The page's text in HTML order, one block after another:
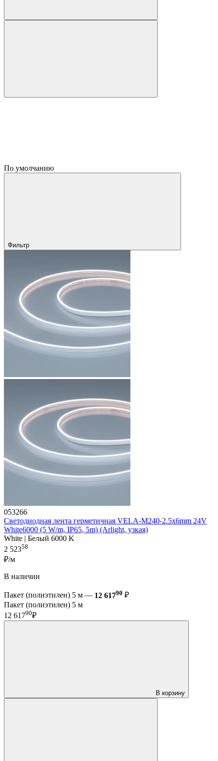
По умолчанию
Фильтр
053266
Светодиодная лента герметичная VELA-M240-2.5x6mm 24V
White6000 (5 W/m, IP65, 5m) (Arlight, узкая)
White | Белый 6000 K
2 52358
₽/м
В наличии
Пакет (полиэтилен) 5 м — 12 61790 ₽
Пакет (полиэтилен) 5 м
12 61790₽
В корзину